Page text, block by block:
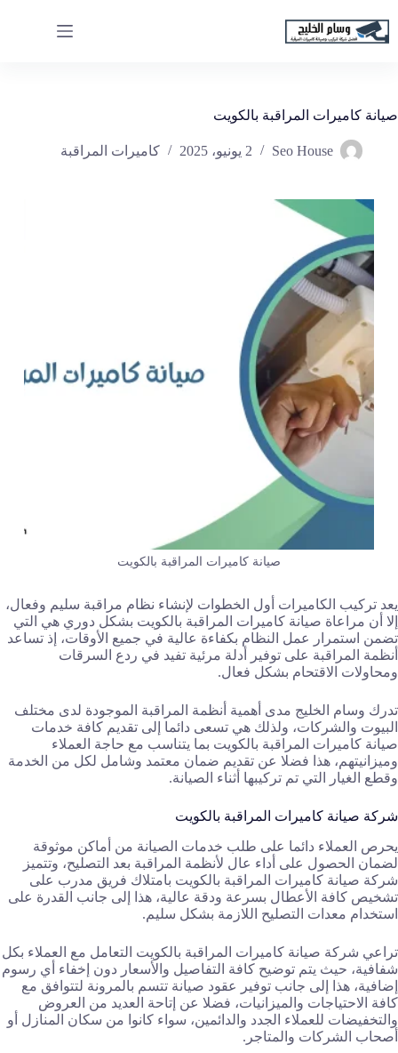
إلى
المحتوى
صيانة كاميرات المراقبة بالكويت
Seo House 2 يونيو، 2025 كاميرات المراقبة
صيانة كاميرات المراقبة بالكويت
يعد تركيب الكاميرات أول الخطوات لإنشاء نظام مراقبة سليم وفعال،
إلا أن مراعاة صيانة كاميرات المراقبة بالكويت بشكل دوري هي التي
تضمن استمرار عمل النظام بكفاءة عالية في جميع الأوقات، إذ تساعد
أنظمة المراقبة على توفير أدلة مرئية تفيد في ردع السرقات
ومحاولات الاقتحام بشكل فعال.
تدرك وسام الخليج مدى أهمية أنظمة المراقبة الموجودة لدى مختلف
البيوت والشركات، ولذلك هي تسعى دائما إلى تقديم كافة خدمات
صيانة كاميرات المراقبة بالكويت بما يتناسب مع حاجة العملاء
وميزانيتهم، هذا فضلا عن تقديم ضمان معتمد وشامل لكل من الخدمة
وقطع الغيار التي تم تركيبها أثناء الصيانة.
شركة صيانة كاميرات المراقبة بالكويت
يحرص العملاء دائما على طلب خدمات الصيانة من أماكن موثوقة
لضمان الحصول على أداء عال لأنظمة المراقبة بعد التصليح، وتتميز
شركة صيانة كاميرات المراقبة بالكويت بامتلاك فريق مدرب على
تشخيص كافة الأعطال بسرعة ودقة عالية، هذا إلى جانب القدرة على
استخدام معدات التصليح اللازمة بشكل سليم.
تراعي شركة صيانة كاميرات المراقبة بالكويت التعامل مع العملاء بكل
شفافية، حيث يتم توضيح كافة التفاصيل والأسعار دون إخفاء أي رسوم
إضافية، هذا إلى جانب توفير عقود صيانة تتسم بالمرونة لتتوافق مع
كافة الاحتياجات والميزانيات، فضلا عن إتاحة العديد من العروض
والتخفيضات للعملاء الجدد والدائمين، سواء كانوا من سكان المنازل أو
أصحاب الشركات والمتاجر.